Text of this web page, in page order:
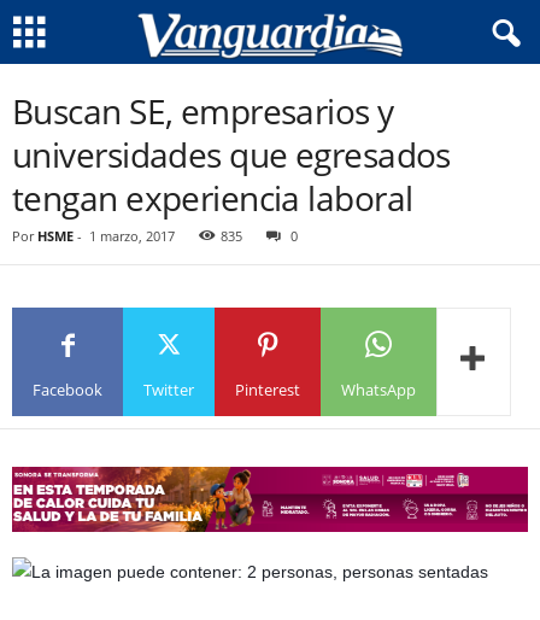
Buscan SE, empresarios y
universidades que egresados
tengan experiencia laboral
Por HSME - 1 marzo, 2017 835 0
Facebook Twitter Pinterest WhatsApp